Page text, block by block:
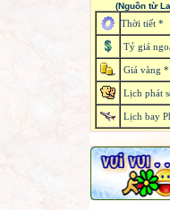
(Nguồn từ
Thời tiết *
Tỷ giá
Giá vàng *
Lịch phát
Lịch bay